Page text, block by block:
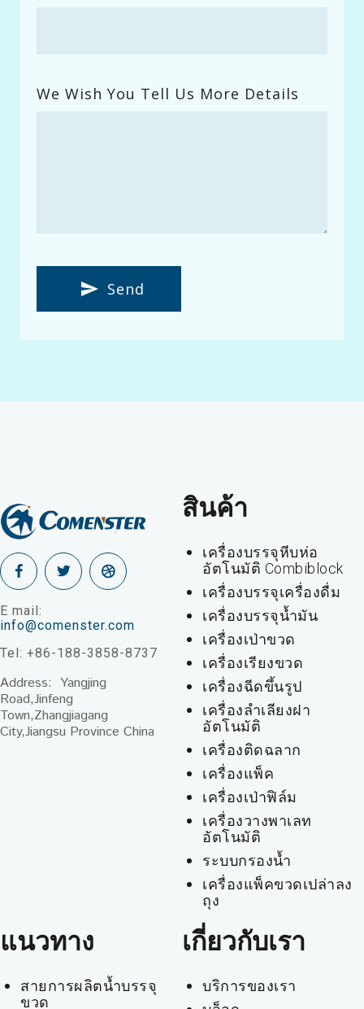
We Wish You Tell Us More Details
Send
E mail:
info@comenster.com
Tel: +86-188-3858-8737
Address: Yangjing
Road,Jinfeng
Town,Zhangjiagang
City,Jiangsu Province China
สินค้า
เครื่องบรรจุหีบห่อ
อัตโนมัติ Combiblock
เครื่องบรรจุเครื่องดื่ม
เครื่องบรรจุน้ำมัน
เครื่องเป่าขวด
เครื่องเรียงขวด
เครื่องฉีดขึ้นรูป
เครื่องลำเลียงฝา
อัตโนมัติ
เครื่องติดฉลาก
เครื่องแพ็ค
เครื่องเป่าฟิล์ม
เครื่องวางพาเลท
อัตโนมัติ
ระบบกรองน้ำ
เครื่องแพ็คขวดเปล่าลง
ถุง
แนวทาง
สายการผลิตน้ำบรรจุ
ขวด
เกี่ยวกับเรา
บริการของเรา